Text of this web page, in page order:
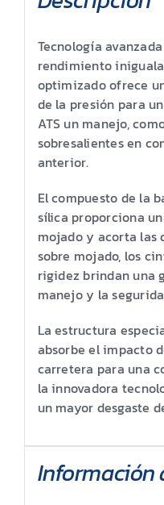
Tecnología
rendimiento
optimizado ofrece
de la presión para
ATS un manejo,
sobresalientes en
anterior.
El compuesto de la
sílica proporciona
mojado y acorta las
sobre mojado, los
rigidez brindan una
manejo y la
La estructura
absorbe el impacto
carretera para una
la innovadora
un mayor desgaste
Información